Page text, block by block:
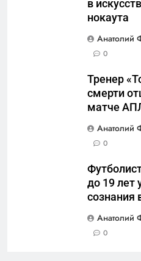
в
нокаута
Анатолий
0
Тренер
смерти
матче
Анатолий
0
до 19 лет
сознания
Анатолий
0
«500-
или
САНКТ-
САНКТ-